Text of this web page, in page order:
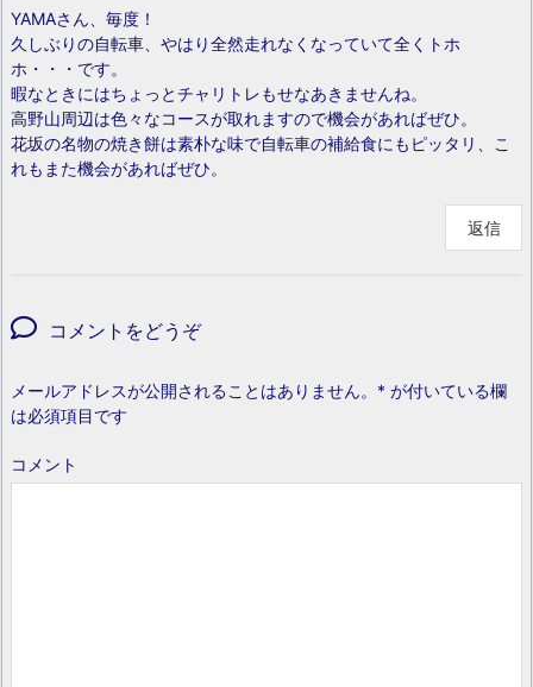
YAMAさん、毎度！
久しぶりの自転車、やはり全然走れなくなっていて全くトホ
ホ・・・です。
暇なときにはちょっとチャリトレもせなあきませんね。
高野山周辺は色々なコースが取れますので機会があればぜひ。
花坂の名物の焼き餅は素朴な味で自転車の補給食にもピッタリ、こ
れもまた機会があればぜひ。
返信
コメントをどうぞ
メールアドレスが公開されることはありません。 * が付いている欄
は必須項目です
コメント